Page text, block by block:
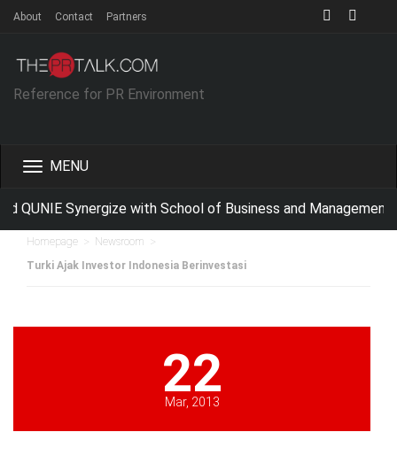
About Contact Partners
Reference for PR Environment
Toggle
QUNIE Synergize with School of Business and Management
Homepage Newsroom
Turki Ajak Investor Indonesia Berinvestasi
22
Mar, 2013